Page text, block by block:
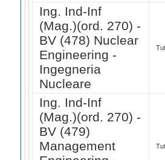
Ing. Ind-Inf
(Mag.)(ord. 270) -
BV (478) Nuclear
Engineering -
Ingegneria
Nucleare
Ing. Ind-Inf
(Mag.)(ord. 270) -
BV (479)
Management